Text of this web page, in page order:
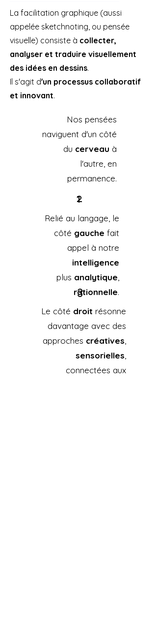
La facilitation graphique (aussi
appelée sketchnoting, ou pensée
visuelle) consiste à collecter,
analyser et traduire visuellement
des idées en dessins.
Il s'agit d'un processus collaboratif
et innovant.
Nos pensées
naviguent d'un côté
du cerveau à
l'autre, en
permanence.
1
2
Relié au langage, le
côté gauche fait
appel à notre
intelligence
plus analytique
rationnelle.
3
Le côté droit résonne
davantage avec des
approches créatives
sensorielles
connectées aux